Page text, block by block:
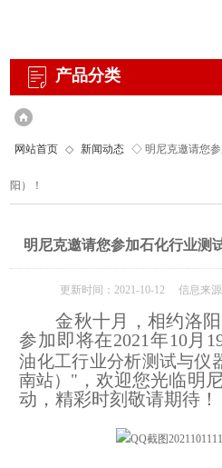
产品分类
网站首页 ◇ 新闻动态 ◇ 明尼克邀请您参
阳）！
明尼克邀请您参加石化行业测
更新时间：2021-10-12 信息来
金秋十月 ，相约洛阳
参加即将在2021年10月 1
油化工行业分析测试与仪
南站）" ，欢迎您光临明
动 ，精彩时刻敬请期待！